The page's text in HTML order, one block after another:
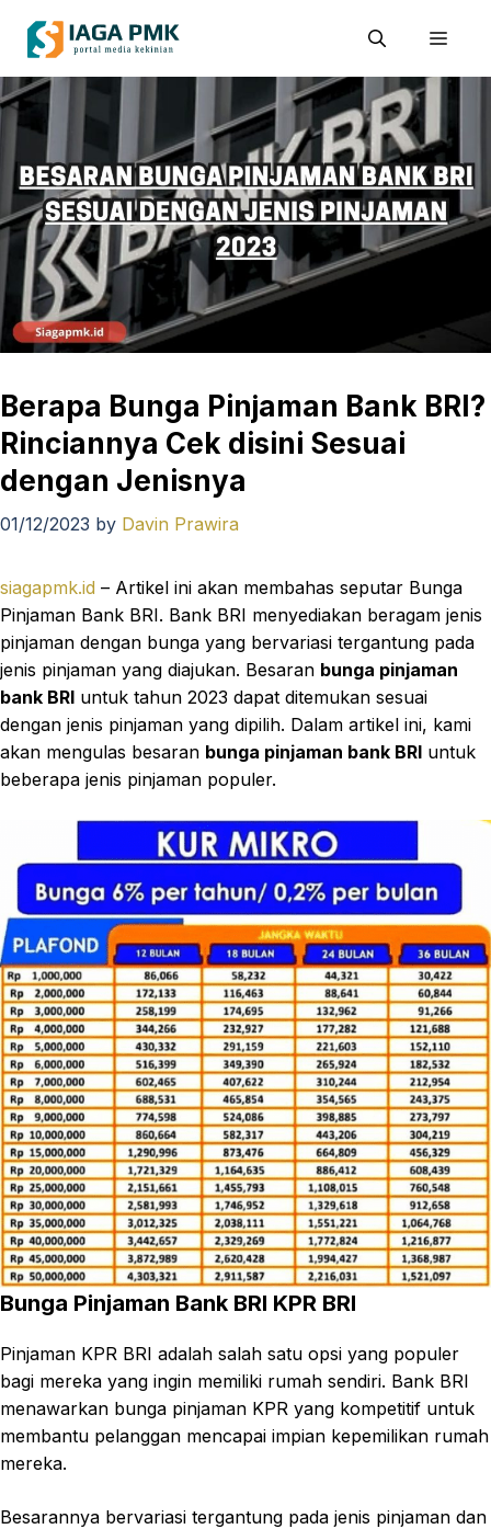
Berapa Bunga Pinjaman Bank BRI?
Rinciannya Cek disini Sesuai
dengan Jenisnya
01/12/2023 by Davin Prawira
siagapmk.id – Artikel ini akan membahas seputar Bunga
Pinjaman Bank BRI. Bank BRI menyediakan beragam jenis
pinjaman dengan bunga yang bervariasi tergantung pada
jenis pinjaman yang diajukan. Besaran bunga pinjaman
bank BRI untuk tahun 2023 dapat ditemukan sesuai
dengan jenis pinjaman yang dipilih. Dalam artikel ini, kami
akan mengulas besaran bunga pinjaman bank BRI untuk
beberapa jenis pinjaman populer.
Bunga Pinjaman Bank BRI KPR BRI
Pinjaman KPR BRI adalah salah satu opsi yang populer
bagi mereka yang ingin memiliki rumah sendiri. Bank BRI
menawarkan bunga pinjaman KPR yang kompetitif untuk
membantu pelanggan mencapai impian kepemilikan rumah
mereka.
Besarannya bervariasi tergantung pada jenis pinjaman dan